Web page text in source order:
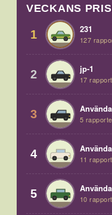
VECKANS
1 231
127
2 jp-1
17
3 5
4 11
5 10